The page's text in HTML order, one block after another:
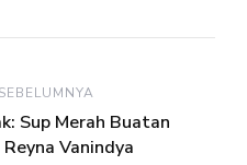
Sup Merah Buatan
Vanindya